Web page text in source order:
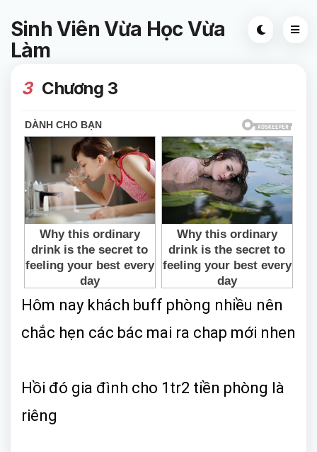
Sinh Viên Vừa Học Vừa
Làm
3 Chương 3
Hôm nay khách buff phòng nhiều nên
chắc hẹn các bác mai ra chap mới nhen
Hồi đó gia đình cho 1tr2 tiền phòng là
riêng